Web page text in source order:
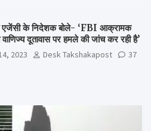
एजेंसी के निदेशक बोले- ‘FBI आक्रामक
दूतावास पर हमले की जांच कर रही है’
2023 Desk Takshakapost 37